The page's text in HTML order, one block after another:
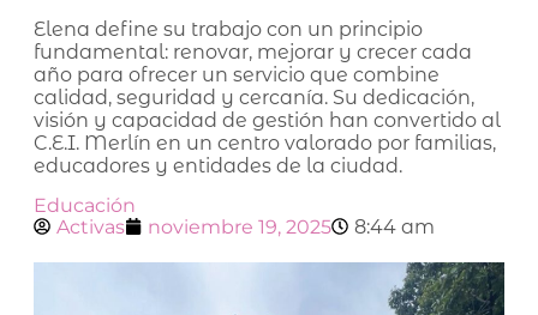
Elena define su trabajo con un principio
fundamental: renovar, mejorar y crecer cada
año para ofrecer un servicio que combine
calidad, seguridad y cercanía. Su dedicación,
visión y capacidad de gestión han convertido al
C.E.I. Merlín en un centro valorado por familias,
educadores y entidades de la ciudad.
Educación
Activas
noviembre 19, 2025 8:44 am